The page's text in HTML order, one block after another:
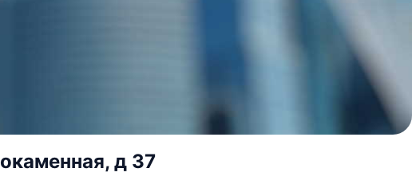
д 37